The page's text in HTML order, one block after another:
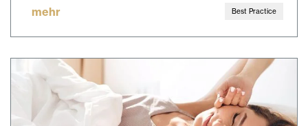
mehr Best Practice